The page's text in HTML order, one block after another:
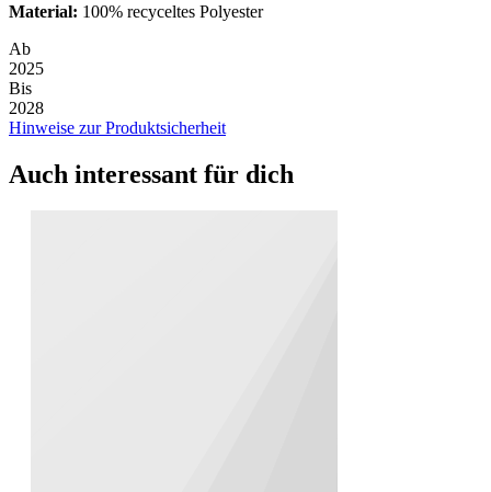
Material: 100% recyceltes Polyester
Ab
2025
Bis
2028
Hinweise zur Produktsicherheit
Auch interessant für dich